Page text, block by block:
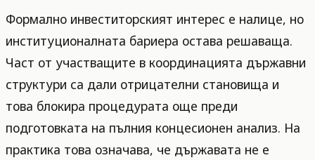
Формално инвеститорският интерес е налице, но
институционалната бариера остава решаваща.
Част от участващите в координацията държавни
структури са дали отрицателни становища и
това блокира процедурата още преди
подготовката на пълния концесионен анализ. На
практика това означава, че държавата не е